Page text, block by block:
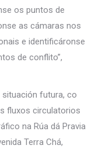
os puntos de
as cámaras nos
e identificáronse
de conflito”,
situación futura, co
fluxos circulatorios
na Rúa dá Pravia
Terra Chá,